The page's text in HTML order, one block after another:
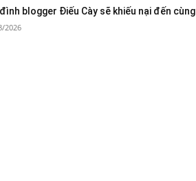
blogger Điếu Cày sẽ khiếu nại đến cùng
2026